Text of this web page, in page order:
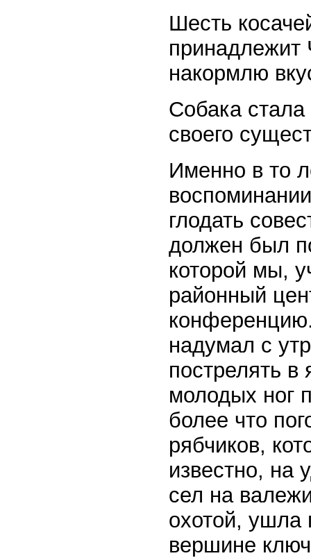
Шесть
принадлежит
накормлю
Собака
своего
Именно в то
глодать
должен был
которой мы,
районный
надумал с
пострелять в
молодых ног
более что
рябчиков,
известно, на
сел на
охотой, ушла
вершине